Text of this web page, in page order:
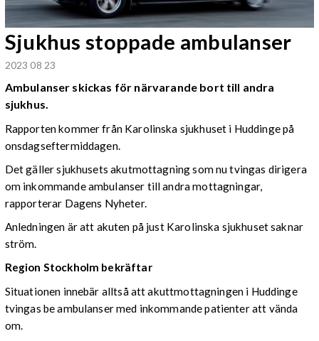
Sjukhus stoppade ambulanser
2023 08 23
Ambulanser skickas för närvarande bort till andra
sjukhus.
Rapporten kommer från Karolinska sjukhuset i Huddinge på
onsdagseftermiddagen.
Det gäller sjukhusets akutmottagning som nu tvingas dirigera
om inkommande ambulanser till andra mottagningar,
rapporterar Dagens Nyheter.
Anledningen är att akuten på just Karolinska sjukhuset saknar
ström.
Region Stockholm bekräftar
Situationen innebär alltså att akuttmottagningen i Huddinge
tvingas be ambulanser med inkommande patienter att vända
om.